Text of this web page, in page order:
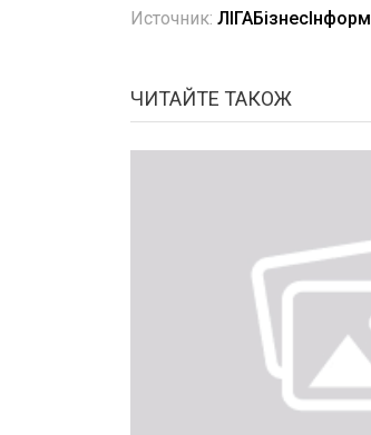
Источник: ЛIГАБiзнесIнформ
ЧИТАЙТЕ ТАКОЖ